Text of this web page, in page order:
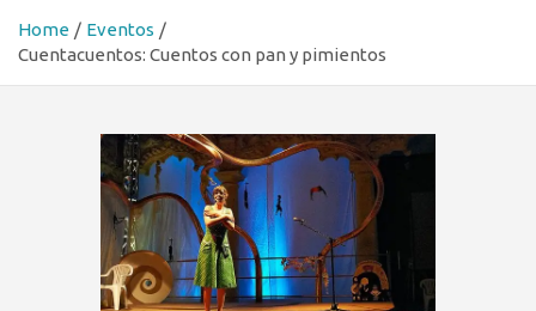
Home
Eventos
Cuentacuentos: Cuentos con pan y pimientos